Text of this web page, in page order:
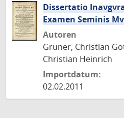
Dissertatio
Examen Seminis
Autoren
Gruner, Christian
Christian Heinrich
Importdatum:
02.02.2011